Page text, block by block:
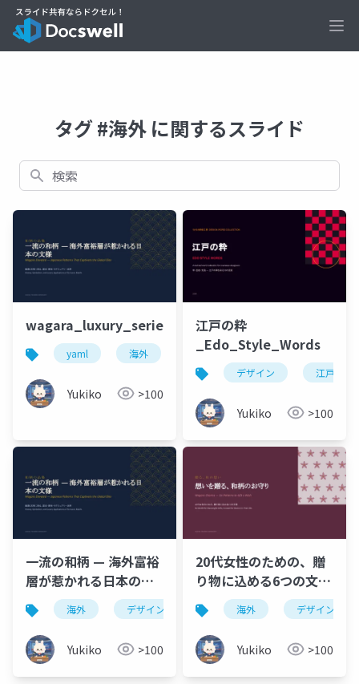
タグ #海外 に関するスライド
検索
wagara_luxury_series.pptx
yaml 海外 デザイン
Yukiko >100
江戸の粋
_Edo_Style_Words
デザイン 江戸
Yukiko >100
一流の和柄 — 海外富裕
層が惹かれる日本の文
様
海外 デザイン 素材
Yukiko >100
20代女性のための、贈
り物に込める6つの文様
Six Motifs for
Meaningful Gifts,
Curated for Women
in Their 20s
海外 デザイン
Yukiko >100